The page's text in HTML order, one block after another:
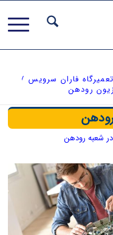
تعمیرگاه فاران سرویس /
رودهن
در شعبه رودهن